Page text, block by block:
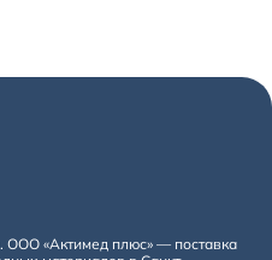
«Актимед плюс» — поставка